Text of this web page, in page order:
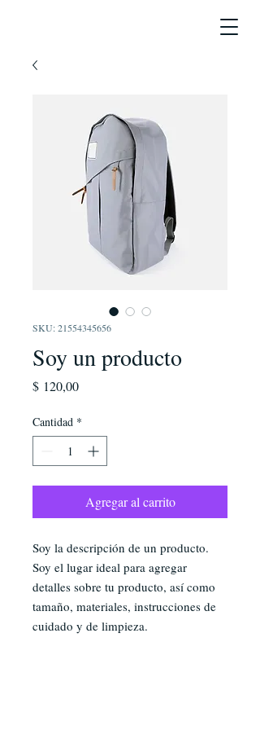
SKU: 21554345656
Soy un producto
$ 120,00Precio
Cantidad *
Agregar al carrito
Soy la descripción de un producto.
Soy el lugar ideal para agregar
detalles sobre tu producto, así como
tamaño, materiales, instrucciones de
cuidado y de limpieza.